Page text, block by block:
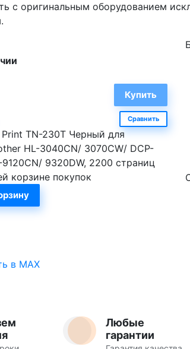
с оригинальным оборудованием
Сравнить
TN-230T Черный для
HL-3040CN/ 3070CW/ DCP-
9320DW, 2200 страниц
корзине покупок
в MAX
Любые
гарантии